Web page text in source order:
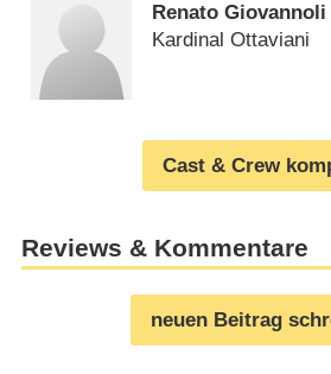
Renato Giovannoli
Kardinal Ottaviani
Cast & Crew
Reviews & Kommentare
neuen Beitrag